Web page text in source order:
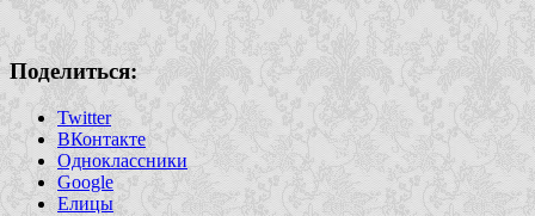
Поделиться:
Twitter
ВКонтакте
Одноклассники
Google
Елицы